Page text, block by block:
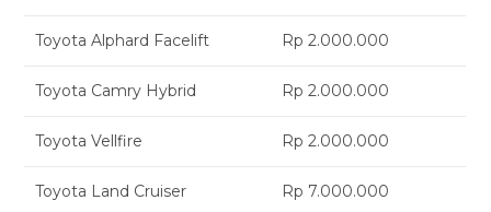
Toyota Alphard Facelift Rp 2.000.000
Toyota Camry Hybrid Rp 2.000.000
Toyota Vellfire Rp 2.000.000
Toyota Land Cruiser Rp 7.000.000